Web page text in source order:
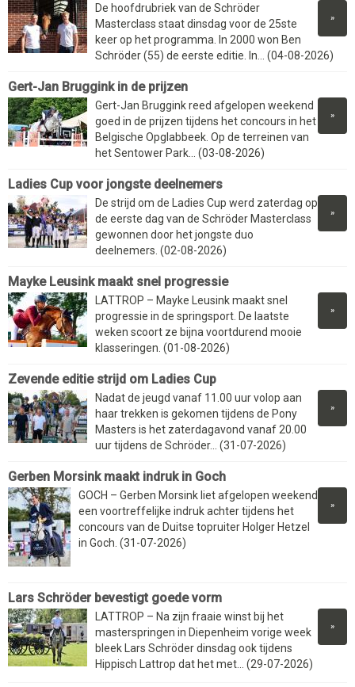
»
De hoofdrubriek van de Schröder
Masterclass staat dinsdag voor de 25ste
keer op het programma. In 2000 won Ben
Schröder (55) de eerste editie. In... (04-08-2026)
Gert-Jan Bruggink in de prijzen
»
Gert-Jan Bruggink reed afgelopen weekend
goed in de prijzen tijdens het concours in het
Belgische Opglabbeek. Op de terreinen van
het Sentower Park... (03-08-2026)
Ladies Cup voor jongste deelnemers
»
De strijd om de Ladies Cup werd zaterdag op
de eerste dag van de Schröder Masterclass
gewonnen door het jongste duo
deelnemers. (02-08-2026)
Mayke Leusink maakt snel progressie
»
LATTROP – Mayke Leusink maakt snel
progressie in de springsport. De laatste
weken scoort ze bijna voortdurend mooie
klasseringen. (01-08-2026)
Zevende editie strijd om Ladies Cup
»
Nadat de jeugd vanaf 11.00 uur volop aan
haar trekken is gekomen tijdens de Pony
Masters is het zaterdagavond vanaf 20.00
uur tijdens de Schröder... (31-07-2026)
Gerben Morsink maakt indruk in Goch
»
GOCH – Gerben Morsink liet afgelopen weekend
een voortreffelijke indruk achter tijdens het
concours van de Duitse topruiter Holger Hetzel
in Goch. (31-07-2026)
Lars Schröder bevestigt goede vorm
»
LATTROP – Na zijn fraaie winst bij het
masterspringen in Diepenheim vorige week
bleek Lars Schröder dinsdag ook tijdens
Hippisch Lattrop dat het met... (29-07-2026)